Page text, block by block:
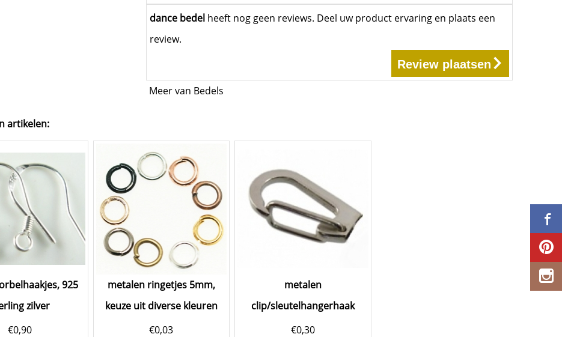
dance bedel heeft nog geen reviews. Deel uw product ervaring en plaats een
review.
Review plaatsen
Meer van Bedels
artikelen:
925
zilver
€0,90
metalen ringetjes 5mm,
keuze uit diverse kleuren
€0,03
metalen
clip/sleutelhangerhaak
€0,30